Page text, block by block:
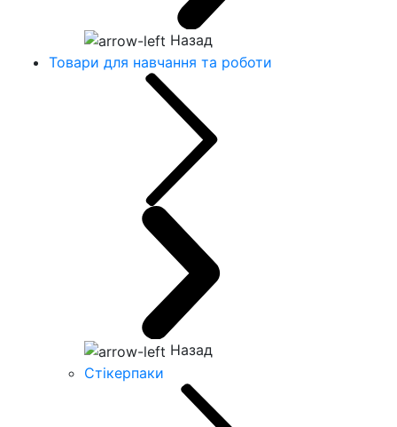
Назад
Товари для навчання та роботи
Назад
Стікерпаки